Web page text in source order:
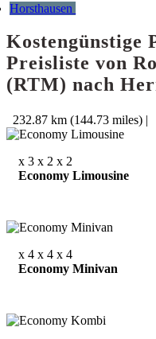
Horsthausen
Kostengünstige
Preisliste von
(RTM) nach
232.87 km (144.73 miles) |
x 3 x 2 x 2
Economy Limousine
x 4 x 4 x 4
Economy Minivan